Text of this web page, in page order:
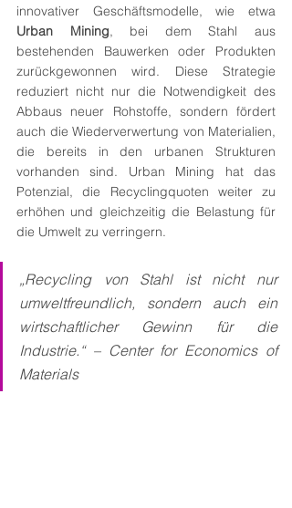
Urban Mining, bei dem Stahl aus
bestehenden Bauwerken oder Produkten
zurückgewonnen wird. Diese Strategie
reduziert nicht nur die Notwendigkeit des
Abbaus neuer Rohstoffe, sondern fördert
auch die Wiederverwertung von Materialien,
die bereits in den urbanen Strukturen
vorhanden sind. Urban Mining hat das
Potenzial, die Recyclingquoten weiter zu
erhöhen und gleichzeitig die Belastung für
die Umwelt zu verringern.
„Recycling von Stahl ist nicht nur
umweltfreundlich, sondern auch ein
wirtschaftlicher Gewinn für die
Industrie.“ – Center for Economics of
Materials